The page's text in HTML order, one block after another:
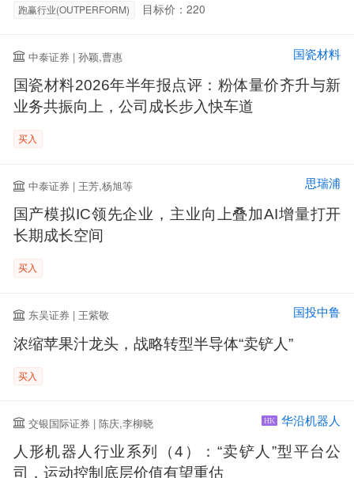
跑赢行业(OUTPERFORM) 目标价：220
中泰证券 | 孙颖,曹惠 国瓷材料
国瓷材料2026年半年报点评：粉体量价齐升与新
业务共振向上，公司成长步入快车道
买入
中泰证券 | 王芳,杨旭等 思瑞浦
国产模拟IC领先企业，主业向上叠加AI增量打开
长期成长空间
买入
东吴证券 | 王紫敬 国投中鲁
浓缩苹果汁龙头，战略转型半导体“卖铲人”
买入
交银国际证券 | 陈庆,李柳晓 HK 华沿机器人
人形机器人行业系列（4）：“卖铲人”型平台公
司，运动控制底层价值有望重估